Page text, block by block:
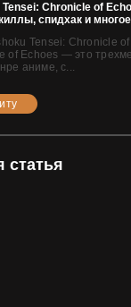
Tensei: Chronicle of
спидхак и
Tensei: Chronicle
of Echoes — это
аниме, с...
статья